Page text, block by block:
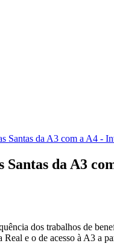
Santas da A3 com a A4 -
da A3
dos trabalhos de
e o de acesso à A3 a